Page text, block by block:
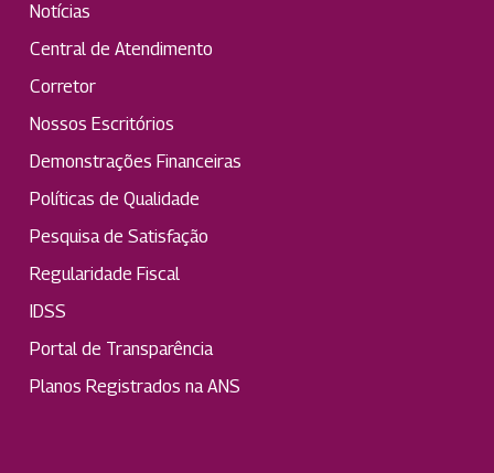
Notícias
Central de Atendimento
Corretor
Nossos Escritórios
Demonstrações Financeiras
Políticas de Qualidade
Pesquisa de Satisfação
Regularidade Fiscal
IDSS
Portal de Transparência
Planos Registrados na ANS